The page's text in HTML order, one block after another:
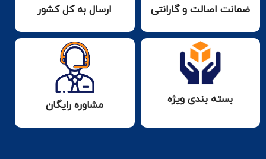
ضمانت اصالت و گارانتی ارسال به کل کشور
بسته بندی ویژه مشاوره رایگان